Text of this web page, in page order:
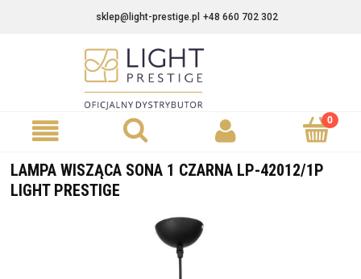
sklep@light-prestige.pl +48 660 702 302
LAMPA WISZĄCA SONA 1 CZARNA LP-42012/1P
LIGHT PRESTIGE